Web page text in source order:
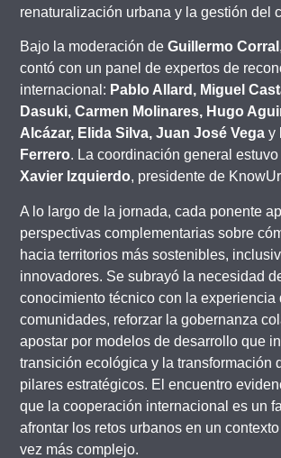
renaturalización urbana y la gestión del
Bajo la moderación deGuillermo Corral
contó con un panel de expertos de
internacional: Pablo Allard, Miguel
Dasuki, Carmen Molinares, Hugo
Alcázar, Elida Silva, Juan José Vegay
Ferrero. La coordinación general
Xavier Izquierdo, presidente de
A lo largo de la jornada, cada ponente
perspectivas complementarias sobre
hacia territorios más sostenibles,
innovadores. Se subrayó la necesidad
conocimiento técnico con la experiencia
comunidades, reforzar la gobernanza
apostar por modelos de desarrollo que
transición ecológica y la transformación
pilares estratégicos. El encuentro
que la cooperación internacional es un
afrontar los retos urbanos en un
vez más complejo.